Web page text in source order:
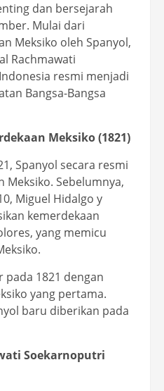
dan bersejarah
Mulai dari
Meksiko oleh Spanyol,
Rachmawati
resmi menjadi
Bangsa-Bangsa
Meksiko (1821)
Spanyol secara resmi
Meksiko. Sebelumnya,
Miguel Hidalgo y
kemerdekaan
yang memicu
1821 dengan
yang pertama.
baru diberikan pada
Soekarnoputri